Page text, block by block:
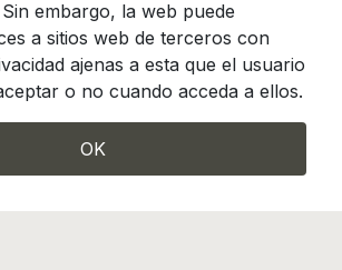
embargo, la web puede
a sitios web de terceros con
ajenas a esta que el usuario
o no cuando acceda a ellos.
OK